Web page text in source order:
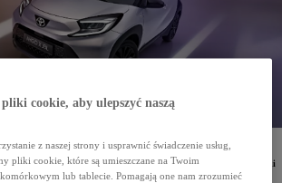
wersji specjalnej JBL. Temu wydarzeniu towarzyszy premiera
która powstała we współpracy z marką JBL i jest inspirowana
wykorzystano m.in. zjawisko ASMR, a także unikalne dźwięki
auta.
cookie, aby ulepszyć naszą
z naszej strony i usprawnić świadczenie usług,
pliki cookie, które są umieszczane na Twoim
lub tablecie. Pomagają one nam zrozumieć